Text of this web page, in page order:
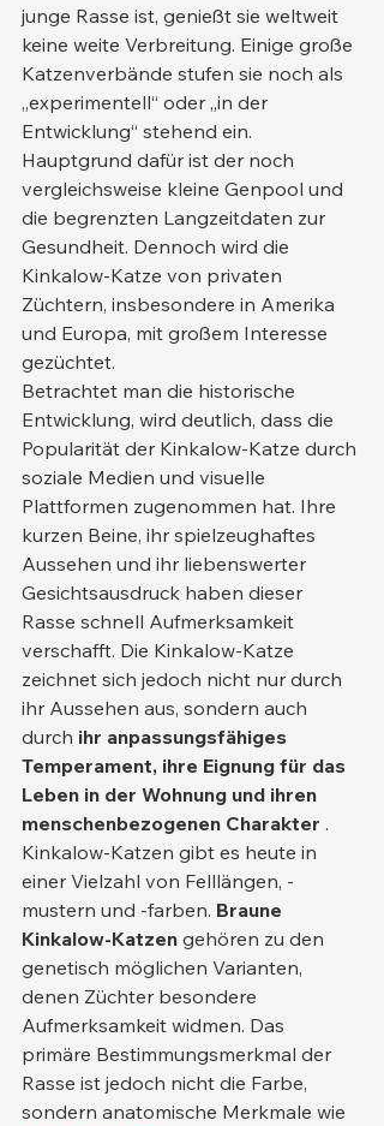
junge Rasse ist, genießt sie weltweit
keine weite Verbreitung. Einige große
Katzenverbände stufen sie noch als
„experimentell“ oder „in der
Entwicklung“ stehend ein.
Hauptgrund dafür ist der noch
vergleichsweise kleine Genpool und
die begrenzten Langzeitdaten zur
Gesundheit. Dennoch wird die
Kinkalow-Katze von privaten
Züchtern, insbesondere in Amerika
und Europa, mit großem Interesse
gezüchtet.
Betrachtet man die historische
Entwicklung, wird deutlich, dass die
Popularität der Kinkalow-Katze durch
soziale Medien und visuelle
Plattformen zugenommen hat. Ihre
kurzen Beine, ihr spielzeughaftes
Aussehen und ihr liebenswerter
Gesichtsausdruck haben dieser
Rasse schnell Aufmerksamkeit
verschafft. Die Kinkalow-Katze
zeichnet sich jedoch nicht nur durch
ihr Aussehen aus, sondern auch
durch ihr anpassungsfähiges
Temperament, ihre Eignung für das
Leben in der Wohnung und ihren
menschenbezogenen Charakter .
Kinkalow-Katzen gibt es heute in
einer Vielzahl von Felllängen, -
mustern und -farben. Braune
Kinkalow-Katzen gehören zu den
genetisch möglichen Varianten,
denen Züchter besondere
Aufmerksamkeit widmen. Das
primäre Bestimmungsmerkmal der
Rasse ist jedoch nicht die Farbe,
sondern anatomische Merkmale wie